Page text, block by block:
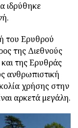
ιδρύθηκε
του Ερυθρού
της Διεθνούς
της Ερυθράς
ανθρωπιστική
χρήσης στην
αρκετά μεγάλη.